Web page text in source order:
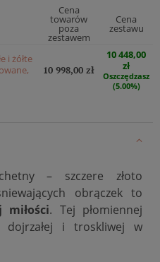
Cena
towarów
poza
zestawem
Cena
zestawu
i żółte
10 998,00 zł
10 448,00
zł
Oszczędzasz
(5.00%)
– szczere złoto
obrączek to
miłości. Tej płomiennej
dojrzałej i troskliwej w